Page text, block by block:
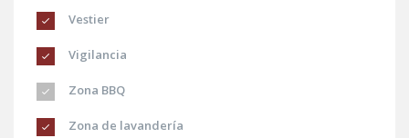
Vestier
Vigilancia
Zona BBQ
Zona de lavandería